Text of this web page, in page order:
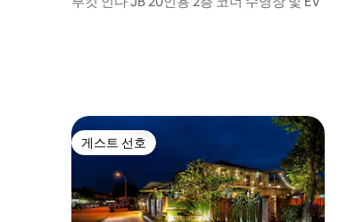
게스트 선호
게스트 선호